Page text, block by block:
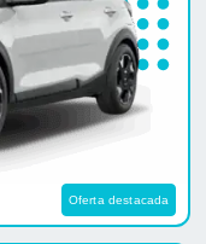
Oferta destacada